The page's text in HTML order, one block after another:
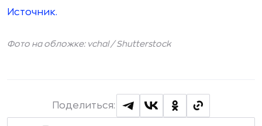
Источник.
Фото на обложке: vchal /Shutterstock
Поделиться: